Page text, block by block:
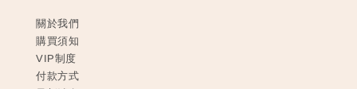
關於我們
購買須知
VIP制度
付款方式